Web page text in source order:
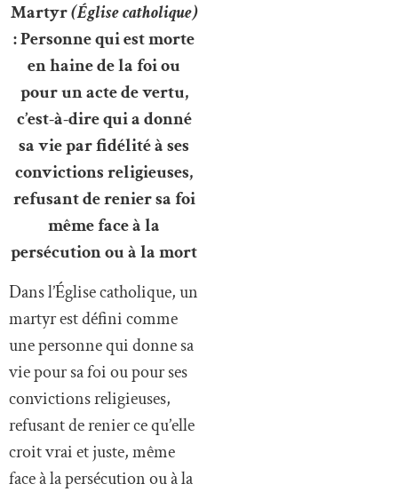
Martyr(Église catholique)
: Personne qui est morte
en haine de la foi ou
pour un acte de vertu,
c’est-à-dire qui a donné
sa vie par fidélité à ses
convictions religieuses,
refusant de renier sa foi
même face à la
persécution ou à la mort
Dans l’Église catholique, un
martyr est défini comme
une personne qui donne sa
vie pour sa foi ou pour ses
convictions religieuses,
refusant de renier ce qu’elle
croit vrai et juste, même
face à la persécution ou à la